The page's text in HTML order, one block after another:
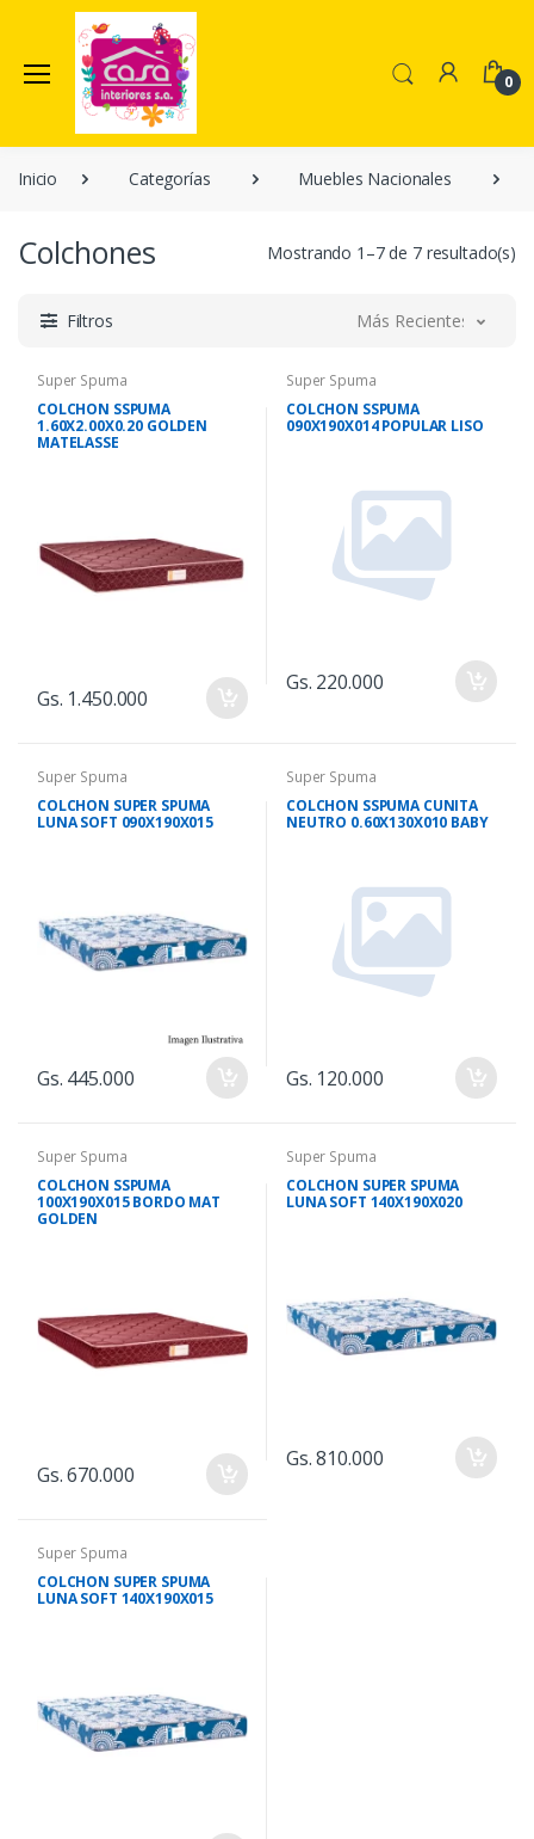
0
Inicio Categorías Muebles Nacionales
Colchones Mostrando 1–7 de 7 resultado(s)
Filtros Más Recientes
Super Spuma
COLCHON SSPUMA
1.60X2.00X0.20 GOLDEN
MATELASSE
Gs. 1.450.000
Super Spuma
COLCHON SSPUMA
090X190X014 POPULAR LISO
Gs. 220.000
Super Spuma
COLCHON SUPER SPUMA
LUNA SOFT 090X190X015
Gs. 445.000
Super Spuma
COLCHON SSPUMA CUNITA
NEUTRO 0.60X130X010 BABY
Gs. 120.000
Super Spuma
COLCHON SSPUMA
100X190X015 BORDO MAT
GOLDEN
Gs. 670.000
Super Spuma
COLCHON SUPER SPUMA
LUNA SOFT 140X190X020
Gs. 810.000
Super Spuma
COLCHON SUPER SPUMA
LUNA SOFT 140X190X015